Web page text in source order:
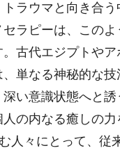
ラウマと向き合
ラピーは、この
古代エジプトや
単なる神秘的な
い意識状態へと
の内なる癒しの
人々にとって、従